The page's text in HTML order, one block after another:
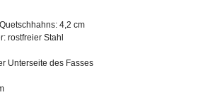
4,2 cm
rostfreier Stahl
Unterseite des Fasses